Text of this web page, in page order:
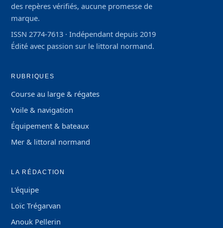
des repères vérifiés, aucune promesse de
marque.
ISSN 2774-7613 · Indépendant depuis 2019
Édité avec passion sur le littoral normand.
RUBRIQUES
Course au large & régates
Voile & navigation
Équipement & bateaux
Mer & littoral normand
LA RÉDACTION
L'équipe
Loïc Trégarvan
Anouk Pellerin